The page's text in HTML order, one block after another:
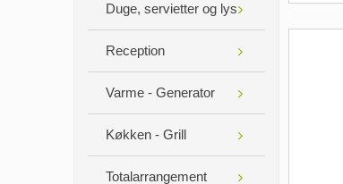
Duge, servietter og lys
Reception
Varme - Generator
Køkken - Grill
Totalarrangement